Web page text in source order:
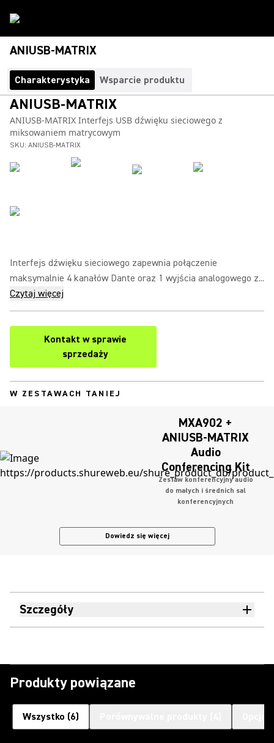
ANIUSB-MATRIX
Charakterystyka Wsparcie produktu
ANIUSB-MATRIX
ANIUSB-MATRIX Interfejs USB dźwięku sieciowego z
miksowaniem matrycowym
SKU: ANIUSB-MATRIX
Interfejs dźwięku sieciowego zapewnia połączenie
maksymalnie 4 kanałów Dante oraz 1 wyjścia analogowego z...
Czytaj więcej
Kontakt w sprawie
sprzedaży
W ZESTAWACH TANIEJ
MXA902 +
ANIUSB-MATRIX
Audio
Conferencing Kit
Zestaw konferencyjny audio
do małych i średnich sal
konferencyjnych
Dowiedz się więcej
Szczegóły
Produkty powiązane
Wszystko (6)